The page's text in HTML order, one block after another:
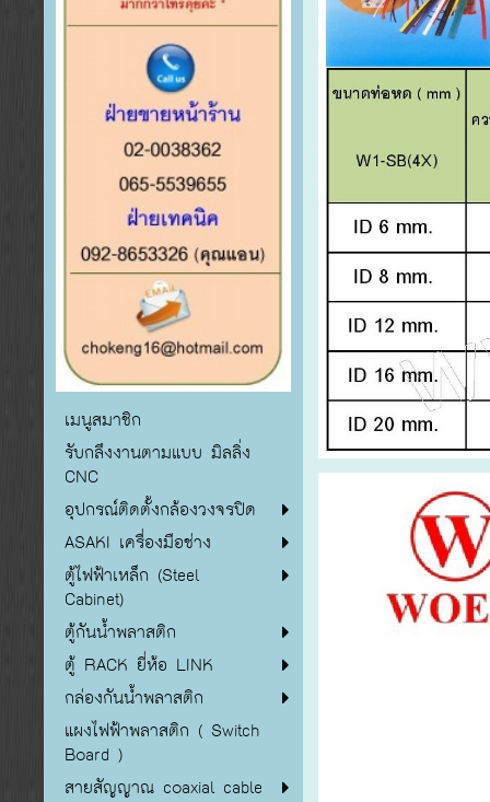
เมนูสมาชิก
รับกลึงงานตามแบบ มิลลิ่ง
CNC
อุปกรณ์ติดตั้งกล้องวงจรปิด
ASAKI เครื่องมือช่าง
ตู้ไฟฟ้าเหล็ก (Steel
Cabinet)
ตู้กันน้ำพลาสติก
ตู้ RACK ยี่ห้อ LINK
กล่องกันน้ำพลาสติก
แผงไฟฟ้าพลาสติก ( Switch
Board )
สายสัญญาณ coaxial cable